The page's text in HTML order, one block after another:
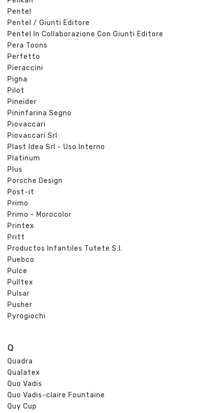
Pentel
Pentel / Giunti Editore
Pentel In Collaborazione Con Giunti Editore
Pera Toons
Perfetto
Pieraccini
Pigna
Pilot
Pineider
Pininfarina Segno
Piovaccari
Piovaccari Srl
Plast Idea Srl - Uso Interno
Platinum
Plus
Porsche Design
Post-it
Primo
Primo - Morocolor
Printex
Pritt
Productos Infantiles Tutete S.l.
Puebco
Pulce
Pulltex
Pulsar
Pusher
Pyrogiochi
Q
Quadra
Qualatex
Quo Vadis
Quo Vadis-claire Fountaine
Quy Cup